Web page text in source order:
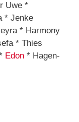
Uwe *
* Jenke
* Harmony
* Thies
Edon * Hagen-